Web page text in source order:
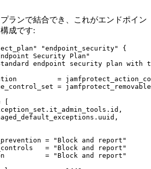
ランで結合でき、これがエンドポイン
成です:
"endpoint_security" {
Security Plan"
endpoint security plan with
=
=
= "Block and report"
= "Block and report"
= "Block and report"